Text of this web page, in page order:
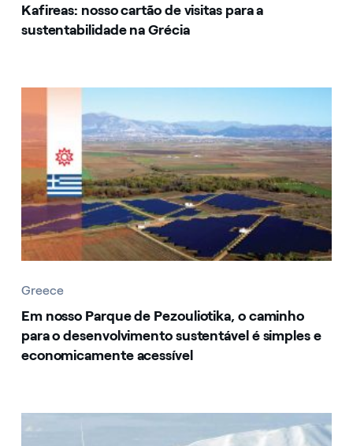
Kafireas: nosso cartão de visitas para a
sustentabilidade na Grécia
Greece
Em nosso Parque de Pezouliotika, o caminho
para o desenvolvimento sustentável é simples e
economicamente acessível